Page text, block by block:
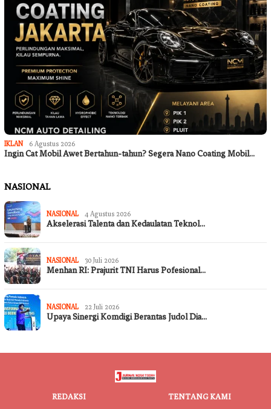
IKLAN 6 Agustus 2026
Ingin Cat Mobil Awet Bertahun-tahun? Segera Nano Coating Mobil…
NASIONAL
NASIONAL 4 Agustus 2026
Akselerasi Talenta dan Kedaulatan Teknol…
NASIONAL 30 Juli 2026
Menhan RI: Prajurit TNI Harus Pofesional…
NASIONAL 22 Juli 2026
Upaya Sinergi Komdigi Berantas Judol Dia…
REDAKSI
TENTANG KAMI